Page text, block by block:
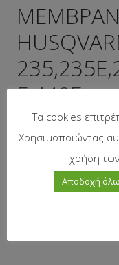
E,440E
Κωδικός προϊόντος:
Προτεινόμενη
Τα cookies
Χρησιμοποιώντας
χρήση
Αποδοχή